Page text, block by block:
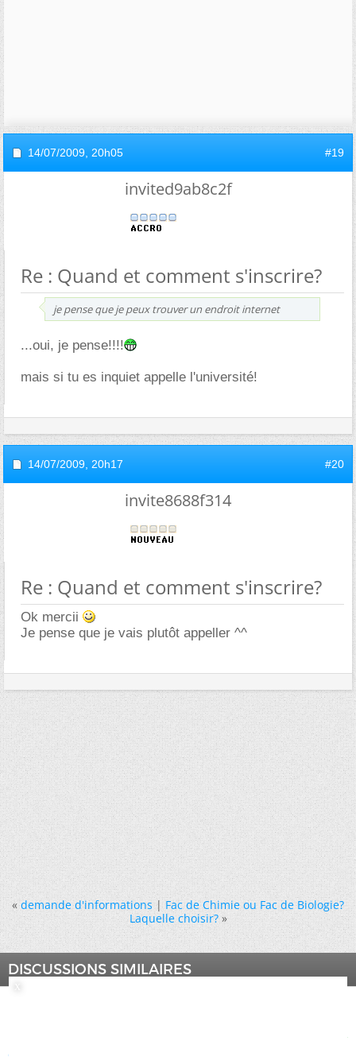
14/07/2009, 20h05 #19
invited9ab8c2f
Re : Quand et comment s'inscrire?
je pense que je peux trouver un endroit internet
...oui, je pense!!!!
mais si tu es inquiet appelle l'université!
14/07/2009, 20h17 #20
invite8688f314
Re : Quand et comment s'inscrire?
Ok mercii
Je pense que je vais plutôt appeller ^^
« demande d'informations|Fac de Chimie ou Fac de Biologie?
Laquelle choisir? »
DISCUSSIONS SIMILAIRES
21h22
Quand Et Comment Choisir Sa Prepa